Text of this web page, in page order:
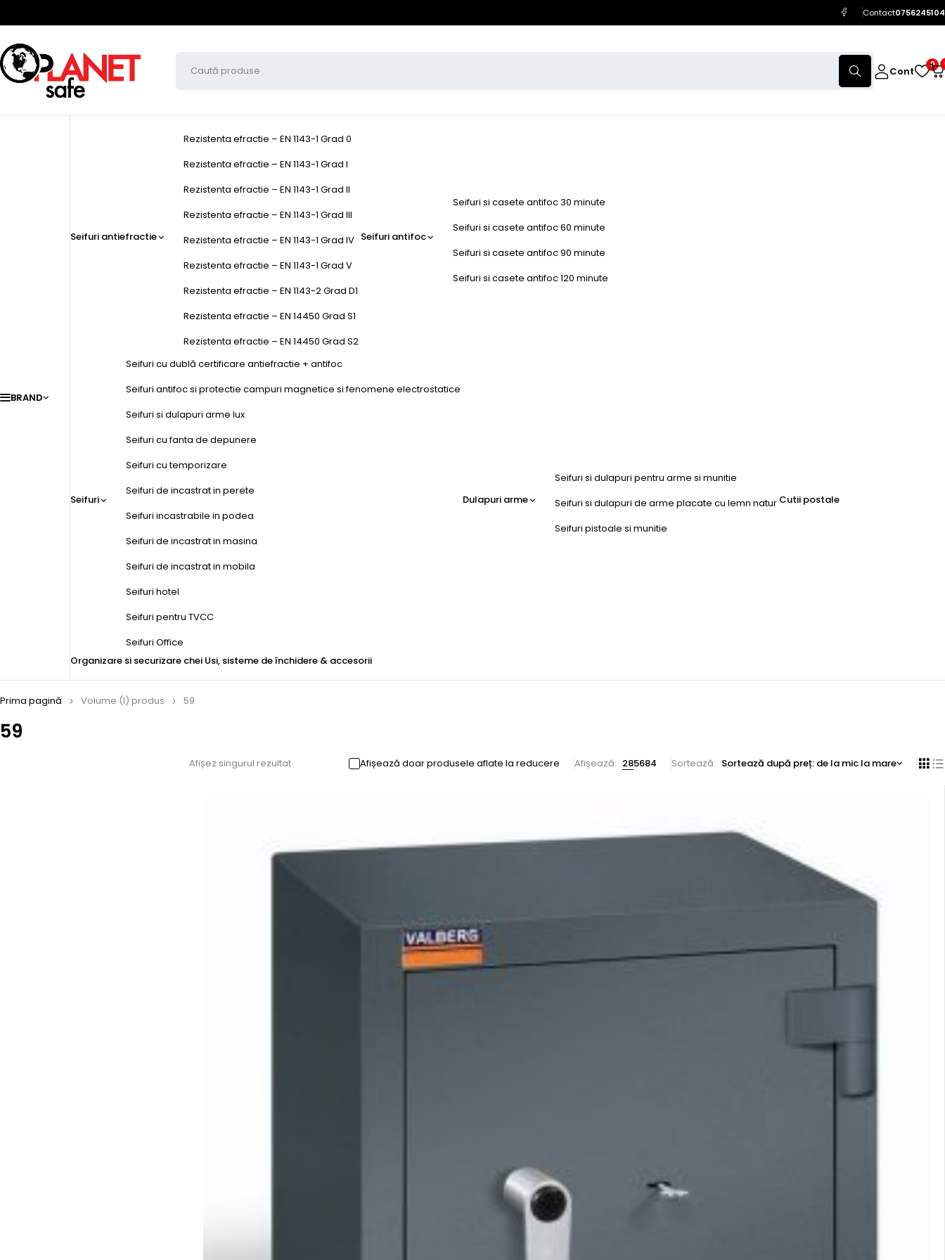
Contact0756245104
Cont
0
BRAND
Seifuri antiefractie
Rezistenta efractie – EN 1143-1 Grad 0
Rezistenta efractie – EN 1143-1 Grad I
Rezistenta efractie – EN 1143-1 Grad II
Rezistenta efractie – EN 1143-1 Grad III
Rezistenta efractie – EN 1143-1 Grad IV
Rezistenta efractie – EN 1143-1 Grad V
Rezistenta efractie – EN 1143-2 Grad D1
Rezistenta efractie – EN 14450 Grad S1
Rezistenta efractie – EN 14450 Grad S2
Seifuri antifoc
Seifuri si casete antifoc 30 minute
Seifuri si casete antifoc 60 minute
Seifuri si casete antifoc 90 minute
Seifuri si casete antifoc 120 minute
Seifuri
Seifuri cu dublă certificare antiefractie + antifoc
Seifuri antifoc si protectie campuri magnetice si fenomene electrostatice
Seifuri si dulapuri arme lux
Seifuri cu fanta de depunere
Seifuri cu temporizare
Seifuri de incastrat in perete
Seifuri incastrabile in podea
Seifuri de incastrat in masina
Seifuri de incastrat in mobila
Seifuri hotel
Seifuri pentru TVCC
Seifuri Office
Dulapuri arme
Seifuri si dulapuri pentru arme si munitie
Seifuri si dulapuri de arme placate cu lemn natur
Seifuri pistoale si munitie
Cutii postale
Organizare si securizare chei Usi, sisteme de închidere & accesorii
59
Prima pagină Volume (l) produs 59
Afișez singurul rezultat Afișează doar produsele aflate la reducere Afișează: 285684 Sortează Sortează după preț: de la mic la mare